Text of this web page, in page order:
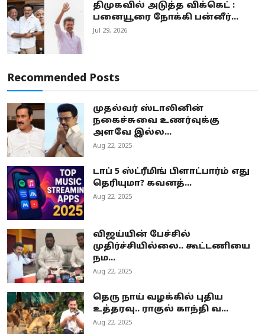
திமுகவில் அடுத்த விக்கெட் :
பனையூரை நோக்கி பன்னீர்...
Jul 29, 2026
Recommended Posts
முதல்வர் ஸ்டாலினின்
நகைச்சுவை உணர்வுக்கு
அளவே இல்ல...
Aug 22, 2025
டாப் 5 ஸ்ட்ரீமிங் பிளாட்பார்ம் எது
தெரியுமா? கவனத்...
Aug 22, 2025
விஜய்யின் பேச்சில்
முதிர்ச்சியில்லை.. கூட்டணியை
நம...
Aug 22, 2025
தெரு நாய் வழக்கில் புதிய
உத்தரவு.. ராகுல் காந்தி வ...
Aug 22, 2025